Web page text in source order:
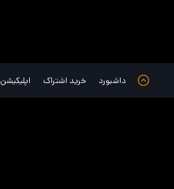
داشبورد خرید اشتراک اپلیکیشن